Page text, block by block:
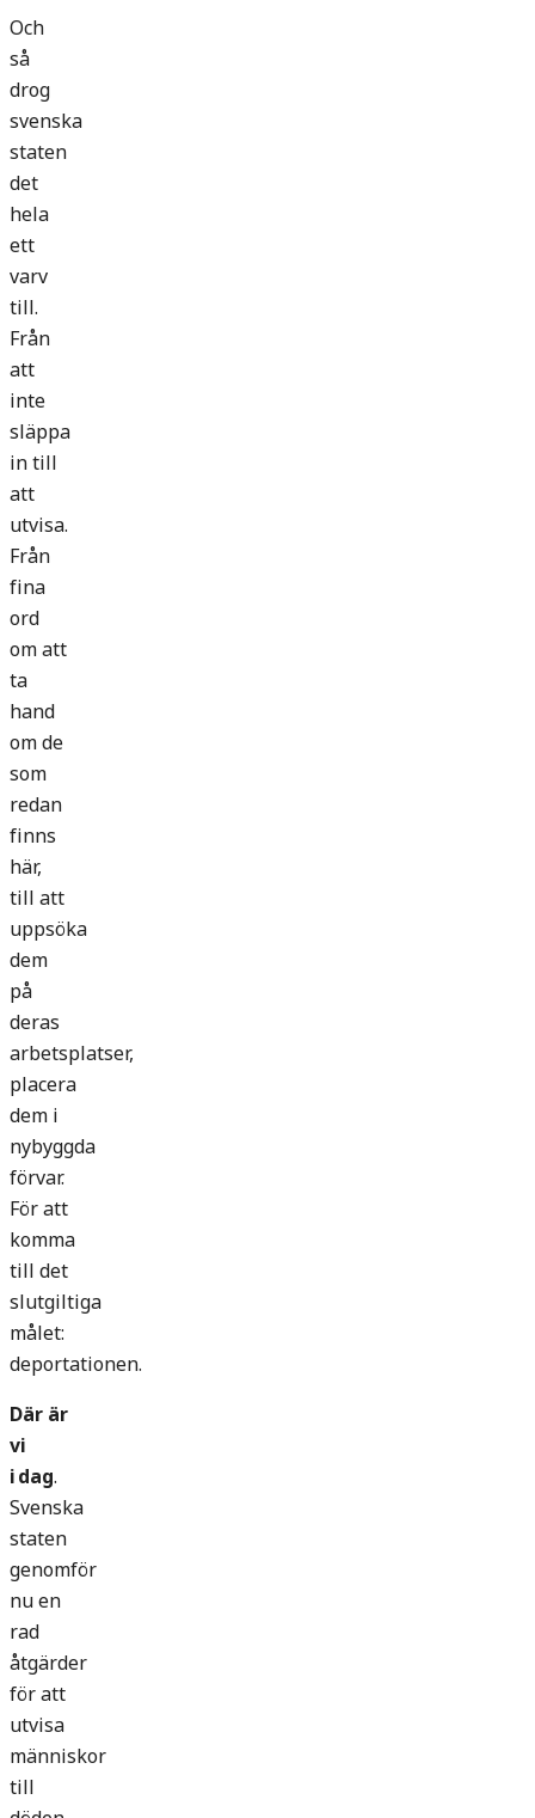
Och
så
drog
svenska
staten
det
hela
ett
varv
till.
Från
att
inte
släppa
in till
att
utvisa.
Från
fina
ord
om att
ta
hand
om de
som
redan
finns
här,
till att
uppsöka
dem
på
deras
arbetsplatser,
placera
dem i
nybyggda
förvar.
För att
komma
till det
slutgiltiga
målet:
deportationen.
Där är
vi
i dag.
Svenska
staten
genomför
nu en
rad
åtgärder
för att
utvisa
människor
till